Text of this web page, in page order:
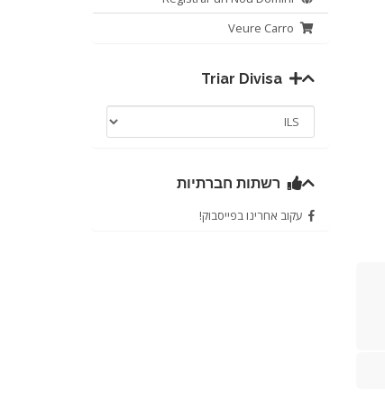
Veure Carro
Triar Divisa
רשתות חברתיות
עקוב אחרינו בפייסבוק!